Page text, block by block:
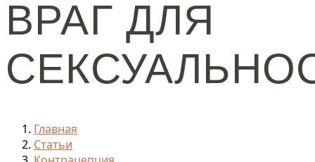
ВРАГ ДЛЯ
Главная
Статьи